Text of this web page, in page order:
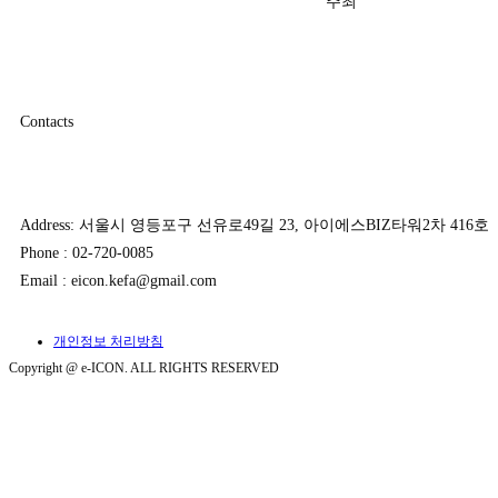
Contacts
Address: 서울시 영등포구 선유로49길 23, 아이에스BIZ타워2차 416호
Phone : 02-720-0085
Email : eicon.kefa@gmail.com
개인정보 처리방침
Copyright @ e-ICON. ALL RIGHTS RESERVED